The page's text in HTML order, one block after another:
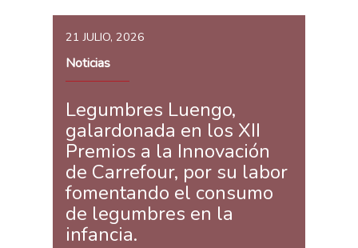
21 JULIO, 2026
Noticias
Legumbres Luengo,
galardonada en los XII
Premios a la Innovación
de Carrefour, por su labor
fomentando el consumo
de legumbres en la
infancia.